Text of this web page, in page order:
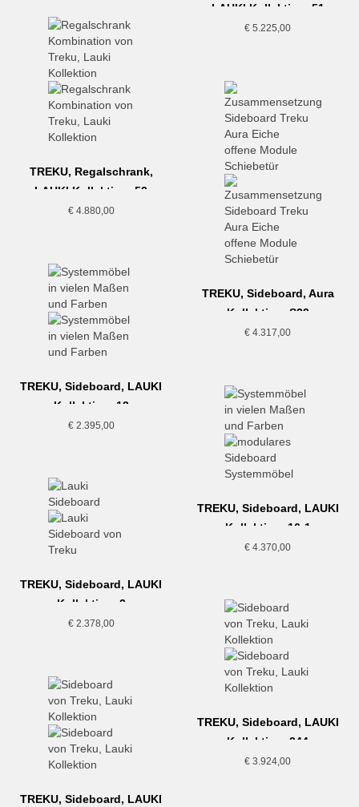
LAUKI Kollektion, 51
€ 5.225,00
TREKU, Regalschrank,
LAUKI Kollektion, 52
€4.880,00
TREKU, Sideboard, Aura
Kollektion, S39
€ 4.317,00
TREKU, Sideboard, LAUKI
Kollektion, 13
€2.395,00
TREKU, Sideboard, LAUKI
Kollektion, 16-1
€ 4.370,00
TREKU, Sideboard, LAUKI
Kollektion, 2
€2.378,00
TREKU, Sideboard, LAUKI
Kollektion, 244
€ 3.924,00
TREKU, Sideboard, LAUKI